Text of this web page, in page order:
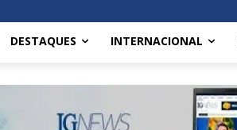
DESTAQUES INTERNACIONAL